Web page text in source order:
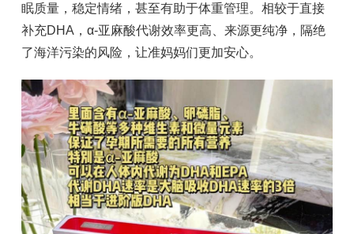
眠质量，稳定情绪，甚至有助于体重管理。相较于直接
补充DHA，α-亚麻酸代谢效率更高、来源更纯净，隔绝
了海洋污染的风险，让准妈妈们更加安心。